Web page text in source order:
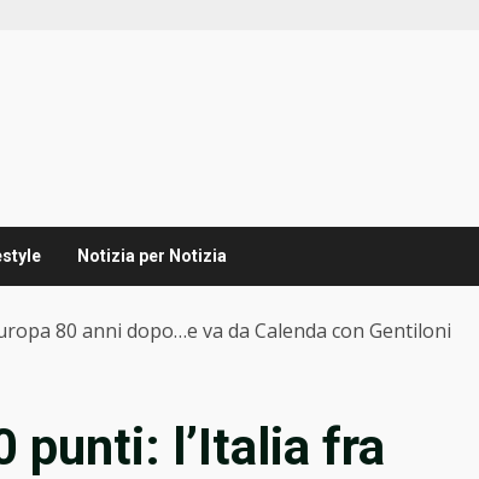
Notizia per Notizia
80 anni dopo…e va da Calenda con Gentiloni
punti: l’Italia fra